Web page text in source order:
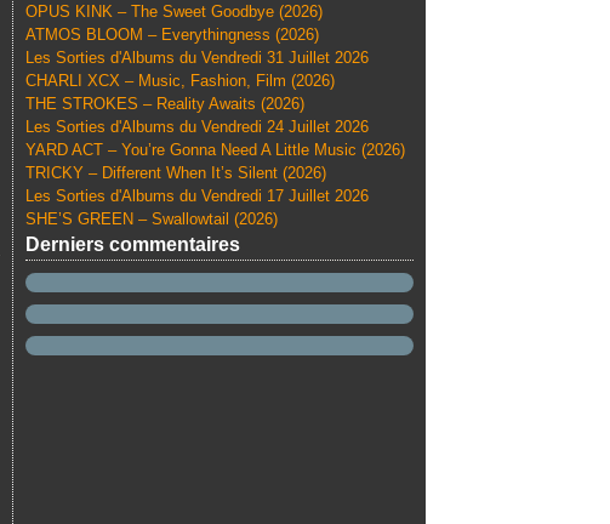
OPUS KINK – The Sweet Goodbye (2026)
ATMOS BLOOM – Everythingness (2026)
Les Sorties d'Albums du Vendredi 31 Juillet 2026
CHARLI XCX – Music, Fashion, Film (2026)
THE STROKES – Reality Awaits (2026)
Les Sorties d'Albums du Vendredi 24 Juillet 2026
YARD ACT – You’re Gonna Need A Little Music (2026)
TRICKY – Different When It’s Silent (2026)
Les Sorties d'Albums du Vendredi 17 Juillet 2026
SHE’S GREEN – Swallowtail (2026)
Derniers commentaires